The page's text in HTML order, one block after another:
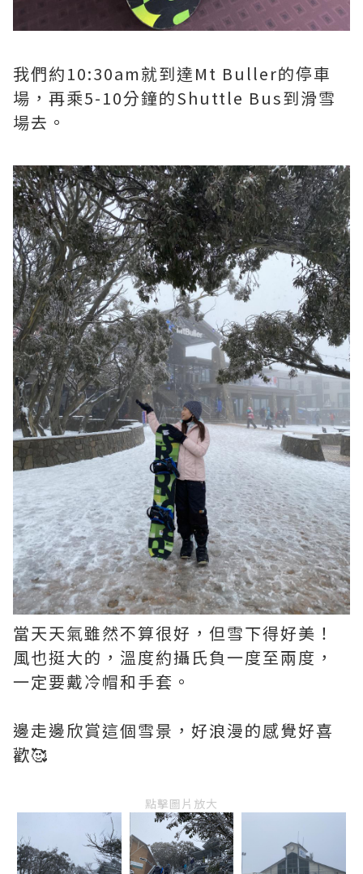
我們約10:30am就到達Mt Buller的停車
場，再乘5-10分鐘的Shuttle Bus到滑雪
場去。
當天天氣雖然不算很好，但雪下得好美！
風也挺大的，溫度約攝氏負一度至兩度，
一定要戴冷帽和手套。
邊走邊欣賞這個雪景，好浪漫的感覺好喜
歡🥰
點擊圖片放大